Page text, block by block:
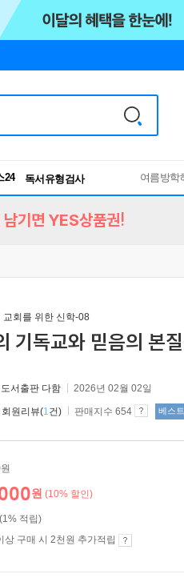
24
독서유형검사
RBTI Lab
여름방학
남기면 YES상품권!
교회를 위한 신학-08
기독교와 믿음의 본질
도서출판 다함 2026년 02월 02일
회원리뷰(1건) 판매지수 654 베스트
원 (10% 할인)
적립)
상 구매 시 2천원 추가적립